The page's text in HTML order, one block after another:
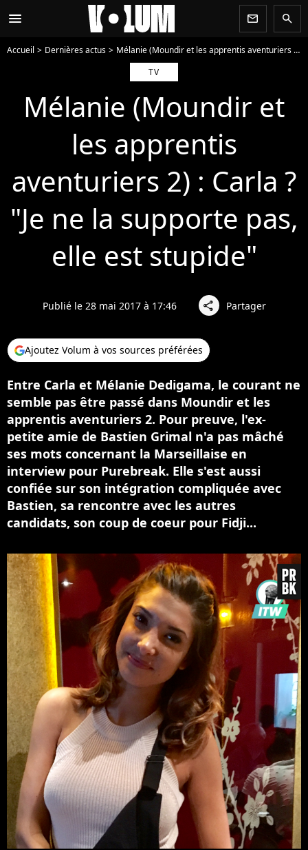
menu newsletter search
Accueil Dernières actus
Mélanie (Moundir et les apprentis aventuriers 2) : Carla ? "Je ne la supporte pas, elle est stupide"
TV
Mélanie (Moundir et
les apprentis
aventuriers 2) : Carla ?
"Je ne la supporte pas,
elle est stupide"
Publié le 28 mai 2017 à 17:46 share Partager
Ajoutez Volum à vos sources préférées
Entre Carla et Mélanie Dedigama, le courant ne
semble pas être passé dans Moundir et les
apprentis aventuriers 2. Pour preuve, l'ex-
petite amie de Bastien Grimal n'a pas mâché
ses mots concernant la Marseillaise en
interview pour Purebreak. Elle s'est aussi
confiée sur son intégration compliquée avec
Bastien, sa rencontre avec les autres
candidats, son coup de coeur pour Fidji...